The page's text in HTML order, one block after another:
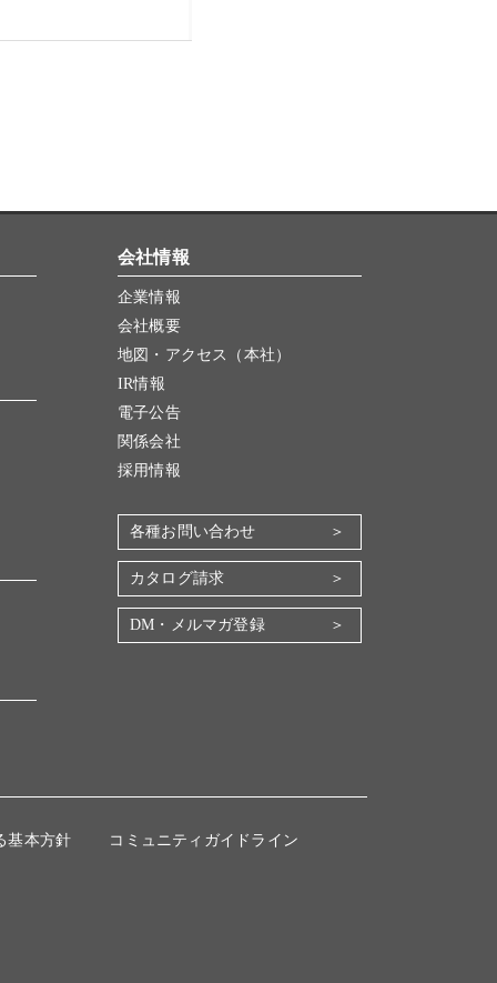
会社情報
企業情報
会社概要
地図・アクセス（本社）
IR情報
電子公告
関係会社
採用情報
各種お問い合わせ
カタログ請求
DM・メルマガ登録
基本方針 コミュニティガイドライン